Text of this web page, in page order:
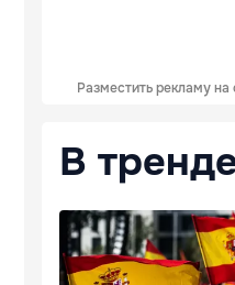
Разместить рекламу на
В